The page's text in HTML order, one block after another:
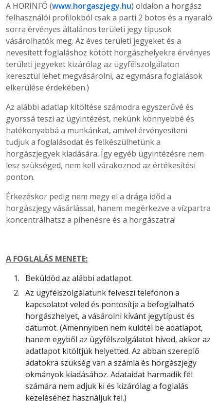
A HORINFÓ (www.horgaszjegy.hu) oldalon a horgász
felhasználói profilokból csak a parti 2 botos és a nyaraló
sorra érvényes általános területi jegy típusok
vásárolhatók meg. Az éves területi jegyeket és a
nevesített foglaláshoz kötött horgászhelyekre érvényes
területi jegyeket kizárólag az ügyfélszolgálaton
keresztül lehet megvásárolni, az egymásra foglalások
elkerülése érdekében.)
Az alábbi adatlap kitöltése számodra egyszerűvé és
gyorssá teszi az ügyintézést, nekünk könnyebbé és
hatékonyabbá a munkánkat, amivel érvényesíteni
tudjuk a foglalásodat és felkészülhetünk a
horgászjegyek kiadására. Így egyéb ügyintézésre nem
lesz szükséged, nem kell várakoznod az értékesítési
ponton.
Érkezéskor pedig nem megy el a drága időd a
horgászjegy vásárlással, hanem megérkezve a vízpartra
koncentrálhatsz a pihenésre és a horgászatra!
A FOGLALÁS MENETE:
Beküldöd az alábbi adatlapot.
Az ügyfélszolgálatunk felveszi telefonon a
kapcsolatot veled és pontosítja a befoglalható
horgászhelyet, a vásárolni kívánt jegytípust és
dátumot. (Amennyiben nem küldtél be adatlapot,
hanem egyből az ügyfélszolgálatot hívod, akkor az
adatlapot kitöltjük helyetted. Az abban szereplő
adatokra szükség van a számla és horgászjegy
okmányok kiadásához. Adataidat harmadik fél
számára nem adjuk ki és kizárólag a foglalás
kezeléséhez használjuk fel.)